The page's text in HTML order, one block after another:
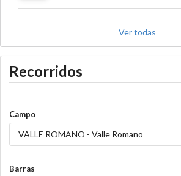
Ver todas
Recorridos
Campo
VALLE ROMANO - Valle Romano
Barras